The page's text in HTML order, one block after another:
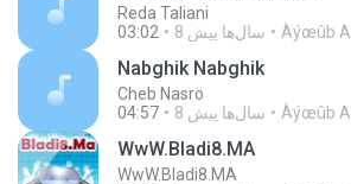
Reda Taliani
03:02
8 سال‌ها پیش Àýœûb A.
Nabghik Nabghik
Cheb Nasro
04:57
8 سال‌ها پیش Àýœûb A.
WwW.Bladi8.MA
WwW.Bladi8.MA